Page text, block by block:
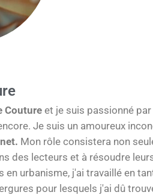
Couture et je suis passionné
Je suis un amoureux
Mon rôle consistera non
des lecteurs et à résoudre
en urbanisme, j'ai travaillé en
pour lesquels j'ai dû